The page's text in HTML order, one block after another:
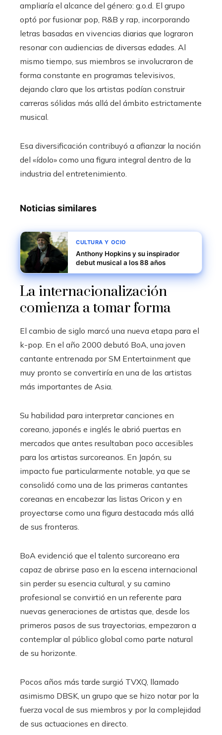
ampliaría el alcance del género: g.o.d. El grupo
optó por fusionar pop, R&B y rap, incorporando
letras basadas en vivencias diarias que lograron
resonar con audiencias de diversas edades. Al
mismo tiempo, sus miembros se involucraron de
forma constante en programas televisivos,
dejando claro que los artistas podían construir
carreras sólidas más allá del ámbito estrictamente
musical.
Esa diversificación contribuyó a afianzar la noción
del «ídolo» como una figura integral dentro de la
industria del entretenimiento.
Noticias similares
CULTURA Y OCIO
Anthony Hopkins y su inspirador
debut musical a los 88 años
La internacionalización
comienza a tomar forma
El cambio de siglo marcó una nueva etapa para el
k-pop. En el año 2000 debutó BoA, una joven
cantante entrenada por SM Entertainment que
muy pronto se convertiría en una de las artistas
más importantes de Asia.
Su habilidad para interpretar canciones en
coreano, japonés e inglés le abrió puertas en
mercados que antes resultaban poco accesibles
para los artistas surcoreanos. En Japón, su
impacto fue particularmente notable, ya que se
consolidó como una de las primeras cantantes
coreanas en encabezar las listas Oricon y en
proyectarse como una figura destacada más allá
de sus fronteras.
BoA evidenció que el talento surcoreano era
capaz de abrirse paso en la escena internacional
sin perder su esencia cultural, y su camino
profesional se convirtió en un referente para
nuevas generaciones de artistas que, desde los
primeros pasos de sus trayectorias, empezaron a
contemplar al público global como parte natural
de su horizonte.
Pocos años más tarde surgió TVXQ, llamado
asimismo DBSK, un grupo que se hizo notar por la
fuerza vocal de sus miembros y por la complejidad
de sus actuaciones en directo.